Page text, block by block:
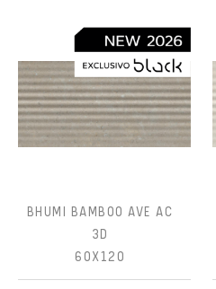
BHUMI BAMBOO AVE AC
3D
60X120